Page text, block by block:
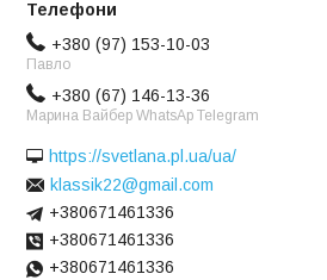
+380 (97) 153-10-03
Павло
+380 (67) 146-13-36
Марина Вайбер WhatsAp Telegram
https://svetlana.pl.ua/ua/
klassik22@gmail.com
+380671461336
+380671461336
+380671461336